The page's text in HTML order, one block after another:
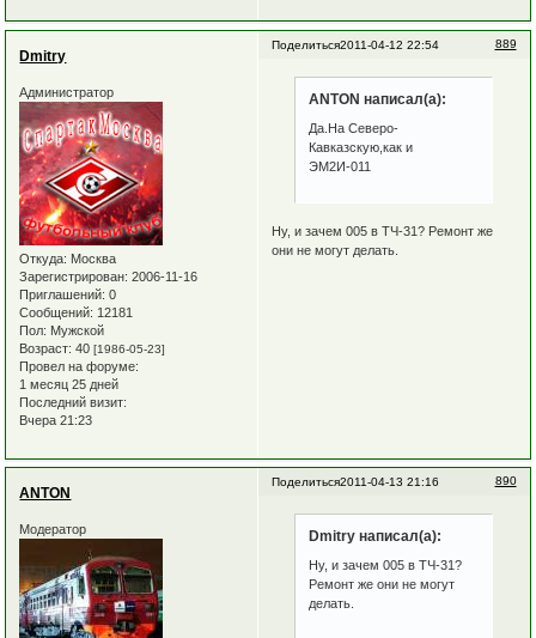
Поделиться 889
2011-04-12 22:54
Dmitry
Администратор
Откуда: Москва
Зарегистрирован: 2006-11-16
Приглашений: 0
Сообщений: 12181
Пол: Мужской
Возраст: 40[1986-05-23]
Провел на форуме:
1 месяц 25 дней
Последний визит:
Вчера 21:23
ANTON написал(а):
Да.На Северо-
Кавказскую,как и
ЭМ2И-011
Ну, и зачем 005 в ТЧ-31? Ремонт же
они не могут делать.
Поделиться 890
2011-04-13 21:16
ANTON
Модератор Dmitry написал(а):
Ну, и зачем 005 в ТЧ-31?
Ремонт же они не могут
делать.